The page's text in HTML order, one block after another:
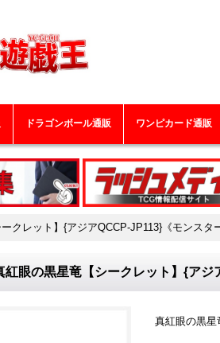
ドラゴンボール通販 ワンピカード通販
レット】{アジアQCCP-JP113}《モンスタ
眼の黒星竜【シークレット】{アジ
真紅眼の黒星